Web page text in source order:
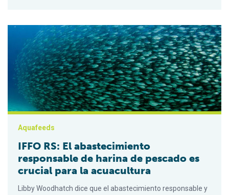
IFFO RS: El abastecimiento responsable de harina de
Aquafeeds
IFFO RS: El abastecimiento
responsable de harina de pescado es
crucial para la acuacultura
Libby Woodhatch dice que el abastecimiento responsable y